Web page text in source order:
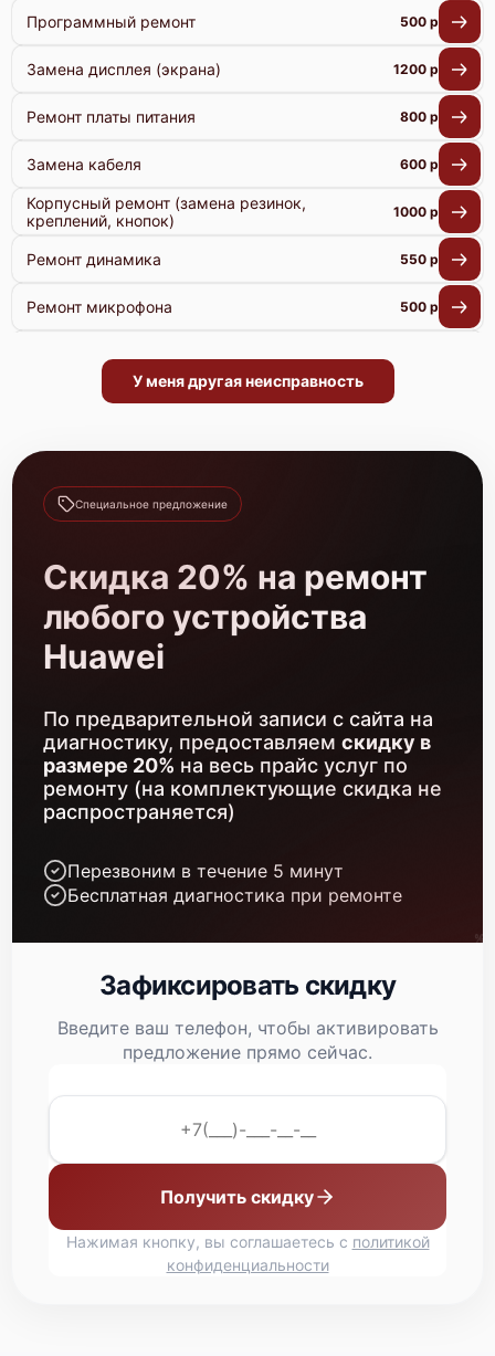
Программный ремонт 500 р
Замена дисплея (экрана) 1200 р
Ремонт платы питания 800 р
Замена кабеля 600 р
Корпусный ремонт (замена резинок,
креплений, кнопок)
1000 р
Ремонт динамика 550 р
Ремонт микрофона 500 р
Ремонт Bluetooth-систем
Ремонт оптики 500 р
Замена датчиков
Замена разъемов 600 р
У меня другая неисправность
Специальное предложение
Скидка 20% на ремонт
любого устройства
Huawei
По предварительной записи с сайта на
диагностику, предоставляем скидку в
размере 20% на весь прайс услуг по
ремонту (на комплектующие скидка не
распространяется)
Перезвоним в течение 5 минут
Бесплатная диагностика при ремонте
Зафиксировать скидку
Введите ваш телефон, чтобы активировать
предложение прямо сейчас.
Получить скидку
Нажимая кнопку, вы соглашаетесь с политикой
конфиденциальности